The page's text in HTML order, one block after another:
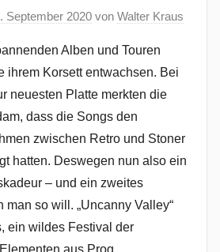
September 2020 von Walter Kraus
Alben und Touren
ihrem Korsett entwachsen. Bei
neuesten Platte merkten die
dass die Songs den
zwischen Retro und Stoner
hatten. Deswegen nun also ein
– und ein zweites
man so will. „Uncanny Valley“
ein wildes Festival der
aus Prog,